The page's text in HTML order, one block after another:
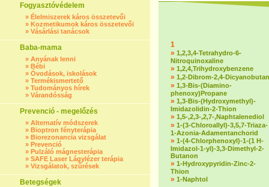
Fogyasztóvédelem
» Élelmiszerek káros összetevői
» Kozmetikumok káros összetevői
» Vásárlási tanácsok
Baba-mama
» Anyának lenni
» Bébi
» Óvodások, iskolások
» Termékismertető
» Tudományos hírek
» Várandósság
Prevenció - megelőzés
» Alternatív módszerek
» Bioptron fényterápia
» Biorezonancia vizsgálat
» Prevenció
» Pulzáló mágnesterápia
» SAFE Laser Lágylézer terápia
» Vizsgálatok, szűrések
Betegségek
1
» 1,2,3,4-Tetrahydro-6-
Nitroquinoxaline
» 1,2,4,Trihydroxybenzene
» 1,2-Dibrom-2,4-Dicyanobutan
» 1,3-Bis-(Diamino-
phenoxy)Propane
» 1,3-Bis-(Hydroxymethyl)-
Imidazolidin-2-Thion
» 1,5-,2,3-,2,7-,Naphtalenediol
» 1-(3-Chloroallyl)-3,5,7-Triaza-
1-Azonia-Adamentanchorid
» 1-(4-Chlorphenoxyl)-1-(1 H-
Imidazol-1-yl)-3,3-Dimethyl-2-
Butanon
» 1-Hydroxypyridin-Zinc-2-
Thion
» 1-Naphtol